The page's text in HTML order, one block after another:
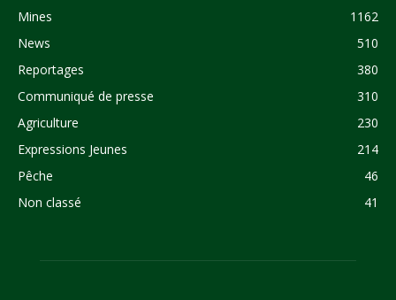
Mines
1162
News
510
Reportages
380
Communiqué de presse
310
Agriculture
230
Expressions Jeunes
214
Pêche
46
Non classé
41